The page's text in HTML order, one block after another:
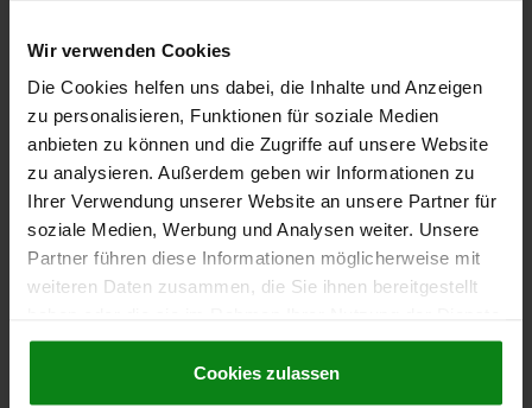
Wir verwenden Cookies
Die Cookies helfen uns dabei, die Inhalte und Anzeigen
zu personalisieren, Funktionen für soziale Medien
anbieten zu können und die Zugriffe auf unsere Website
zu analysieren. Außerdem geben wir Informationen zu
Ihrer Verwendung unserer Website an unsere Partner für
soziale Medien, Werbung und Analysen weiter. Unsere
Partner führen diese Informationen möglicherweise mit
weiteren Daten zusammen, die Sie ihnen bereitgestellt
gesammelt haben.Cookie Richtlinien
Datenschutz|AGB
Cookies zulassen
D4=10 H=14 H1=6 P=7,5
Bestellnummer:07141-14
4,64 €
zzgl. Versandkosten
DETAILS